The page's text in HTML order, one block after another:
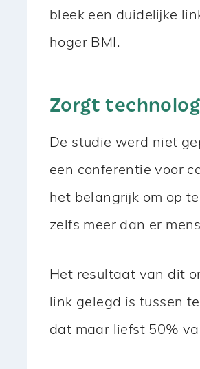
bleek een duidelijke
hoger BMI.
Zorgt
De studie werd niet
een conferentie voor
het belangrijk om op
zelfs meer dan er
Het resultaat van dit
link gelegd is tussen
dat maar liefst 50%